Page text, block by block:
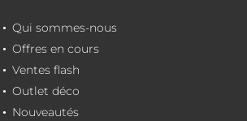
Qui sommes-nous
Offres en cours
Ventes flash
Outlet déco
Nouveautés